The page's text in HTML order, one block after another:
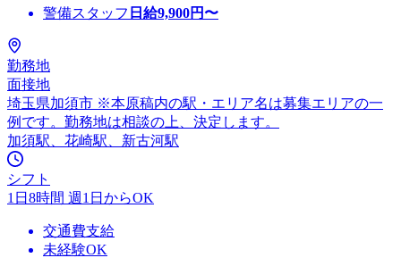
警備スタッフ 日給9,900円〜
勤務地
面接地
埼玉県加須市 ※本原稿内の駅・エリア名は募集エリアの一
例です。勤務地は相談の上、決定します。
加須駅、花崎駅、新古河駅
シフト
1日8時間 週1日からOK
交通費支給
未経験OK